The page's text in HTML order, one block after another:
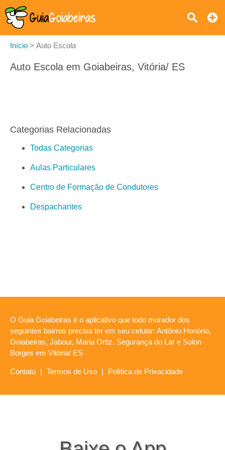
Início > Auto Escola
Auto Escola em Goiabeiras, Vitória/ ES
Categorias Relacionadas
Todas Categorias
Aulas Particulares
Centro de Formação de Condutores
Despachantes
O Guia Goiabeiras é o aplicativo que todo morador dos
seguintes bairros precisa ter em seu celular: Antônio Honório,
Goiabeiras, Jabour, Maria Ortiz, Segurança do Lar e Solon
Borges em Vitória/ ES
Contato | Termos de Uso | Política de Privacidade